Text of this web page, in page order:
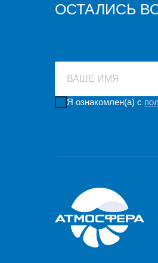
ОСТАЛИСЬ
ВАШЕ ИМЯ
Я ознакомлен(а) с